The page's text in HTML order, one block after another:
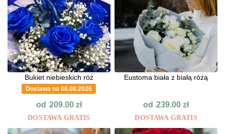
Bukiet niebieskich róż
Dostawa na 08.08.2026
od 209.00 zł
DOSTAWA GRATIS
Eustoma biała z białą różą
od 239.00zł
DOSTAWA GRATIS